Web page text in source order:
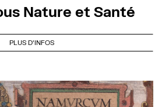
Nature et Santé
PLUS D'INFOS